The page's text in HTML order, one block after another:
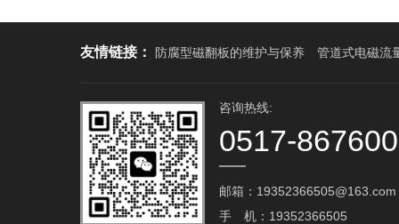
友情链接： 防腐型磁翻板的维护与保养 管道式电磁流
咨询热线:
0517-
邮箱：19352366505@163.com‬
手 机：19352366505